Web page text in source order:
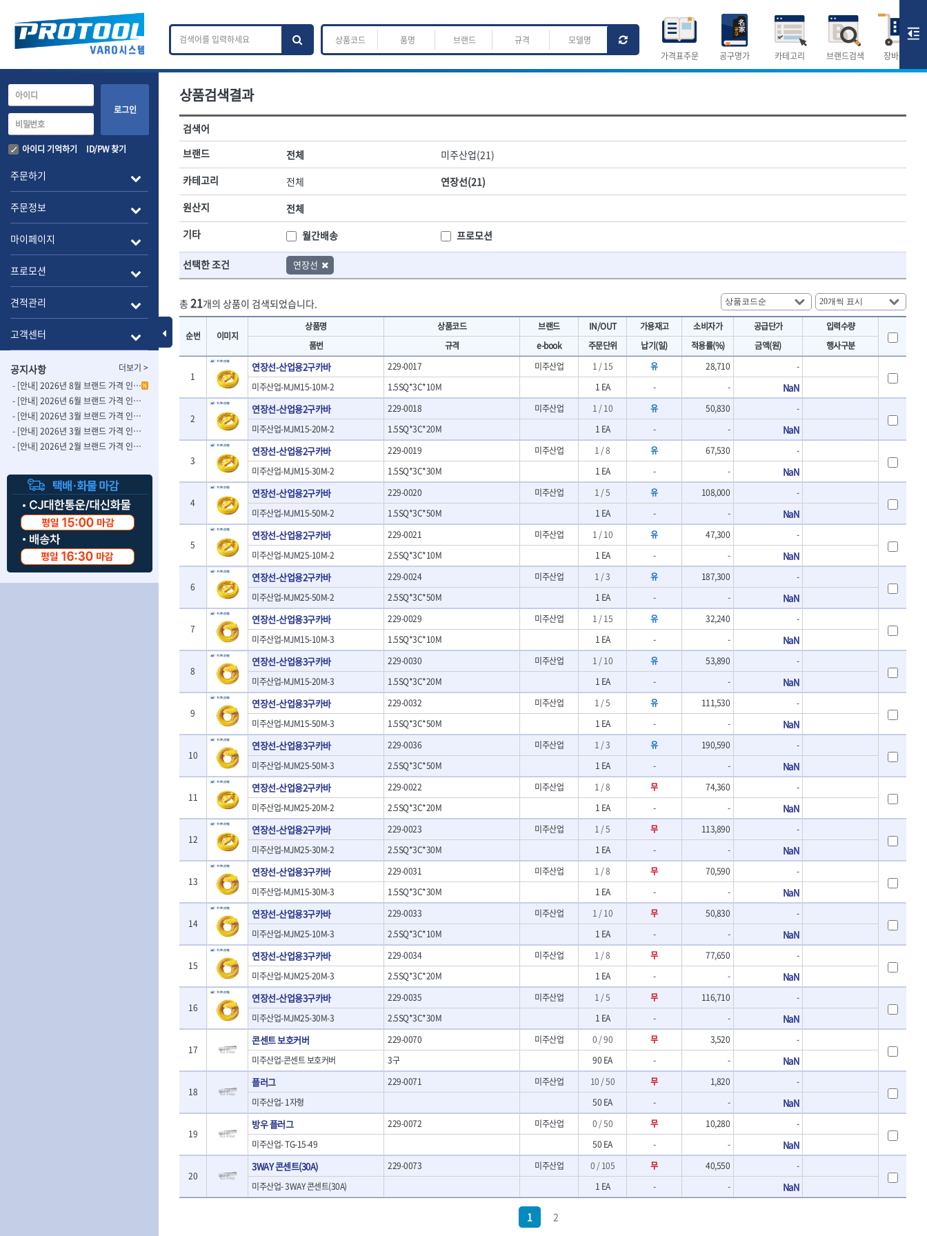
Toggle Menu
가격표주문 공구명가 카테고리 브랜드검색 장바구니
작업공구.종합공구
소켓,렌치,드라이버
- 소켓
- 세미롱소켓
- 엑스트라롱소켓
- 임팩소켓
- 임팩세미롱소켓
- 임팩롱소켓
- 유니버셜소켓
- 롱별소켓
- 임팩롱별소켓
- 육각비트소켓
- 임팩육각비트소켓
- 별비트소켓
- XZN비트소켓
- 임팩육각비트
- 임팩비트
- 유니버셜조인트
- 연결대
- 임팩연결대
- 볼연결대
- 라쳇핸들
- 퀵릴리스라쳇핸들
- 육각비트소켓레일세트
- 양용드라이버비트
- 마그네틱너트세터
- 슬라이딩마그네틱너트세
배관.전동.에어.운반
배관공구.장비
- 파이프렌치
- 스트랩락파이프핸들
- 파이프커터
- 튜빙커터
- 밴더
- 동파이프확관기
- 파이프나사산가공기
- 오스타세트
- 파이프가공기
- 파이프바이스
- 유압전선압착기
- 듀잇밴더
- 마이크로드레인
- 마이크로릴
- 시스네이크컴팩
- 시스네이크미니릴
- 시스네이크
- 배관검사용모니터
- 내시경카메라
- 라인송신기
- 탐지용수신기
- 콤비네이션청소기
- 수동스피너
- 프렉스샤프트
- 액세서리
- 전동드럼머신
- 스프링청소기
- 고압파이프세척기
- 건/습식 청소기
- 청소기악세서리
- 체인파이프렌치
- 동파이프커터
- 플라스틱파이프커터
- 디버러
- 동파이프확관기세트
- 전동오스타세트
- 배관내시경
- 배관청소기
- 하수구청소기
- 오거
- 커터
- 스프링헤드
- PVC커터
- 기타 악세사리
- 콤프레샤
전동.충전공구
- 드릴
- 드라이버
- 임팩렌치
- 샌더
- 앵글그라인더
- 컷쏘
- 각도절단기
- 플런지쏘
- 블로워
- 밴드쏘
- 원형톱
- 해머드릴
- 임팩드라이버
- 로터리해머
- 라쳇렌치
- 전동가위
- 직쏘
- 멀티커터
- 광택기
- 앵글그라인더
- 샌딩머신
- 밴드쏘
산업.안전.웰딩.계절
산업, 생활용품
- 나사고정제
- 윤활방청제
- 설치형가림막
- 전선릴
- 케이블타이
- 스피커
안전용품
- 안전안경
- 안전고글
- 방진마스크
- 방독마스크
- 보호복
- 장갑
- 낙하방지코드
- 무릎 보호대
전기.계절상품
- 열풍기
- 히터
- 충전식분무기
- 선풍기
- 용접기
- LED충전식작업등
- LED램프
- 예초기
- 라디에이터
- 심지난로
- 온수 히터
- 열선
- 정온선
- 콤프레셔
목공공구.목공기계
조각도.끌
- 아사도
- 심환도
- 삼각도
- 곡삼각도
- 조각도세트
- D형조각도
- 카빙나이프
- 나이프
- 손도끼
- 목공용끌
- 나무상자케이스
- 버니셔
- 가우지
- 조각칼
- 대패
- 톱
- 미니터닝세트
- 포스너비트
- 클로스샌딩롤
- 스프레이건
- 송곳
- 각끌
- 측정자
- 클립
- 컴파스
- 작업대
- 물림쇠
- 디지털습도측정기
- 지그그리퍼시스템
- 치즐세트
- 파팅툴
- 할로윙툴
- 캘리퍼
- 스코프세트
- 조각세트
- 말렛스위프
- 목공용망치
대패
- 스크래퍼
- 핸드툴세트
- 다이아몬드휠
- 테이블쏘
- 샌딩디스크
- 스크롤쏘날
- 다이아몬드숫돌
- 원형톱날/루터비트
- 루터비트세트
- 직쏘날
- 띠톱날
- 모종삽
- 갈퀴
측정공구.절삭공구
측정도구
- 줄자
- 분도기
- 테파게이지
- 기타 측정도구
토크렌치
- 토크렌치바디
- 토크렌치
- 디지탈토크렌치
- 토크렌치라쳇헤드
- 토크렌치스패너헤드
- 토크렌치링헤드
- 토크아답타
- 크로우풋
- 토크테스터기
- 비디오스코프
- 토크드라이버핸들
- 토크드라이버세트
- 토크드라이버
- 다이얼토크렌치
- 토크멀티플라이어
- 토크렌치비트홀다헤드
- 가방/케이스
절삭공구
- 홀쏘날
- 바이메탈홀쏘날
- 하이스드릴
- 하이스코발트드릴
- 드릴세트
- 아바
- 반대탭
- 톱날
- 절단석
- 원형톱날
자동차공구.장비
자동차용장비
- 타이어탈착기
- 호스클램프플라이어
- 피스톤링컴프레셔
- 스파크플러그플라이어
- 자동차전용공구
전체 ㄷ ㄹ
A
E F J R S T
전체
1-DAY
BHS(영창망치)
CP CROWN DEWIT
DH신바람
ENGINEER
FLEX
FLEXCUT
HAZET
IR
IRWIN
ISOTOOL
JOKARI KAKURI Katimax
KAWASA
KHEIRON KLEIN KNIPEX
KOKEN
KTC KUKEN LENOX(사입)
LENOX(수입)
LIENIELSEN
LOCTITE LOGOSOL(AGMA) LONCIN
MACHAN
MAFELL
MARTOR MAYHEW MCC
MORSE
NANIWA NICHOLSON
OSEIN
PB PFEIL PICA
PICARD
RICHMOND RIDGID ROBERTSORBY
ROTHENBERGER
RUBI RUKO RYOBI
S.Djarv Hantverk AB
SCANGRIP
Scanprobe SENCI SHINANO
SHOPVAC
SICE
SKIL SMOOS
STANZANI SWANSON TEFENPLAST
TENGU
THETA -직판오일등
THETA-공구함 THETA-드라이버
THETA-몽키
THETA-소켓비트 THETA-스패너 THETA-운반구
THETA-자동몽키
THETA-전동악세서리 THETA-측정 THETA-커터,가위
THETA-핸드카트
THOMAS FLINN TOP TOPTUL
TORMEK
TSUNESABURO TUOFU TWOCHERRYS
UVEX
VAUGHAN VBW
WIHA WOODCRAFT XCELITE
XPROTOOL-기어렌치
ZETA(LED) ZETA(PVC커터) ZETA(라디에이터)
ZETA(비트셋트)
ZETA(커터) ZONE KING 가드맨
게링 HSS
나노원 나이텍스 대건
대건케이블
디월트 디월트 인버터 발전기 라이트 세이키
맘모스
미주산업 바람돌이 백마
벡스
스팀코리아 아임삭
엠파이어 우주전열(겨울) 우주전열(여름)
일레드 조란
플렉스-절단석 협성 황금손
로그인
아이디 기억하기 ID/PW 찾기
주문하기
주문정보
마이페이지
프로모션
견적관리
고객센터
공지사항
더보기 >
- [안내] 2026년 8월 브랜드 가격 인상 사전 안내의 건 N
- [안내] 2026년 6월 브랜드 가격 인상 사전 안내의 건
- [안내] 2026년 3월 브랜드 가격 인상 사전 안내의 건-2
- [안내] 2026년 3월 브랜드 가격 인상 사전 안내의 건
- [안내] 2026년 2월 브랜드 가격 인상 사전 안내의 건
상품검색결과
검색어
브랜드
전체
미주산업(21)
카테고리
전체
연장선(21)
원산지
전체
기타
월간배송 프로모션
선택한 조건 연장선
총 21개의 상품이 검색되었습니다.
순번 이미지
상품명 상품코드 브랜드 IN/OUT 가용재고 소비자가 공급단가
입력수량
품번
규격 e-book 주문단위 납기(일) 적용률(%) 금액(원) 행사구분
1
연장선-산업용2구카바 229-0017 미주산업 1 / 15 유 28,710
-
미주산업-MJM15-10M-2
1.5SQ*3C*10M 1 EA - - NaN
2
연장선-산업용2구카바 229-0018 미주산업 1 / 10 유 50,830
-
미주산업-MJM15-20M-2
1.5SQ*3C*20M 1 EA - - NaN
3
연장선-산업용2구카바 229-0019 미주산업 1 / 8 유 67,530
-
미주산업-MJM15-30M-2
1.5SQ*3C*30M 1 EA - - NaN
4
연장선-산업용2구카바 229-0020 미주산업 1 / 5 유 108,000
-
미주산업-MJM15-50M-2
1.5SQ*3C*50M 1 EA - - NaN
5
연장선-산업용2구카바 229-0021 미주산업 1 / 10 유 47,300
-
미주산업-MJM25-10M-2
2.5SQ*3C*10M 1 EA - - NaN
6
연장선-산업용2구카바 229-0024 미주산업 1 / 3 유 187,300
-
미주산업-MJM25-50M-2
2.5SQ*3C*50M 1 EA - - NaN
7
연장선-산업용3구카바 229-0029 미주산업 1 / 15 유 32,240
-
미주산업-MJM15-10M-3
1.5SQ*3C*10M 1 EA - - NaN
8
연장선-산업용3구카바 229-0030 미주산업 1 / 10 유 53,890
-
미주산업-MJM15-20M-3
1.5SQ*3C*20M 1 EA - - NaN
9
연장선-산업용3구카바 229-0032 미주산업 1 / 5 유 111,530
-
미주산업-MJM15-50M-3
1.5SQ*3C*50M 1 EA - - NaN
10
연장선-산업용3구카바 229-0036 미주산업 1 / 3 유 190,590
-
미주산업-MJM25-50M-3
2.5SQ*3C*50M 1 EA - - NaN
11
연장선-산업용2구카바 229-0022 미주산업 1 / 8 무 74,360
-
미주산업-MJM25-20M-2
2.5SQ*3C*20M 1 EA - - NaN
12
연장선-산업용2구카바 229-0023 미주산업 1 / 5 무 113,890
-
미주산업-MJM25-30M-2
2.5SQ*3C*30M 1 EA - - NaN
13
연장선-산업용3구카바 229-0031 미주산업 1 / 8 무 70,590
-
미주산업-MJM15-30M-3
1.5SQ*3C*30M 1 EA - - NaN
14
연장선-산업용3구카바 229-0033 미주산업 1 / 10 무 50,830
-
미주산업-MJM25-10M-3
2.5SQ*3C*10M 1 EA - - NaN
15
연장선-산업용3구카바 229-0034 미주산업 1 / 8 무 77,650
-
미주산업-MJM25-20M-3
2.5SQ*3C*20M 1 EA - - NaN
16
연장선-산업용3구카바 229-0035 미주산업 1 / 5 무 116,710
-
미주산업-MJM25-30M-3
2.5SQ*3C*30M 1 EA - - NaN
17
콘센트 보호커버 229-0070 미주산업 0 / 90 무 3,520
-
미주산업-콘센트 보호커버
3구 90 EA - - NaN
18
플러그 229-0071 미주산업 10 / 50 무 1,820
-
미주산업- 1자형
50 EA - - NaN
19
방우 플러그 229-0072 미주산업 0 / 50 무 10,280
-
미주산업- TG-15-49
50 EA - - NaN
20
3WAY 콘센트(30A) 229-0073 미주산업 0 / 105 무 40,550
-
미주산업- 3WAY 콘센트(30A)
1 EA - - NaN
1 2